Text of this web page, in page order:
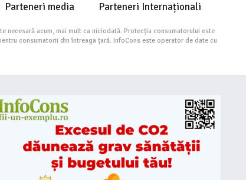
Parteneri media Parteneri Internaționali
necesară acum, mai mult ca niciodată. Protecția consumatorului este
consumatorii din întreaga țară. InfoCons este operator de date cu